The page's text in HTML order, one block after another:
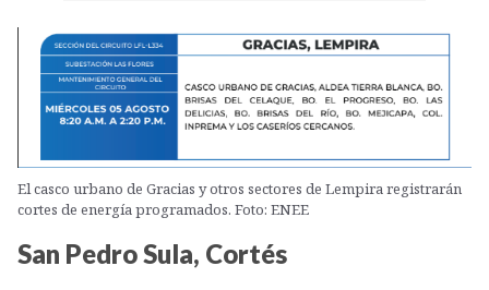
El casco urbano de Gracias y otros sectores de Lempira registrarán
cortes de energía programados. Foto: ENEE
San Pedro Sula, Cortés